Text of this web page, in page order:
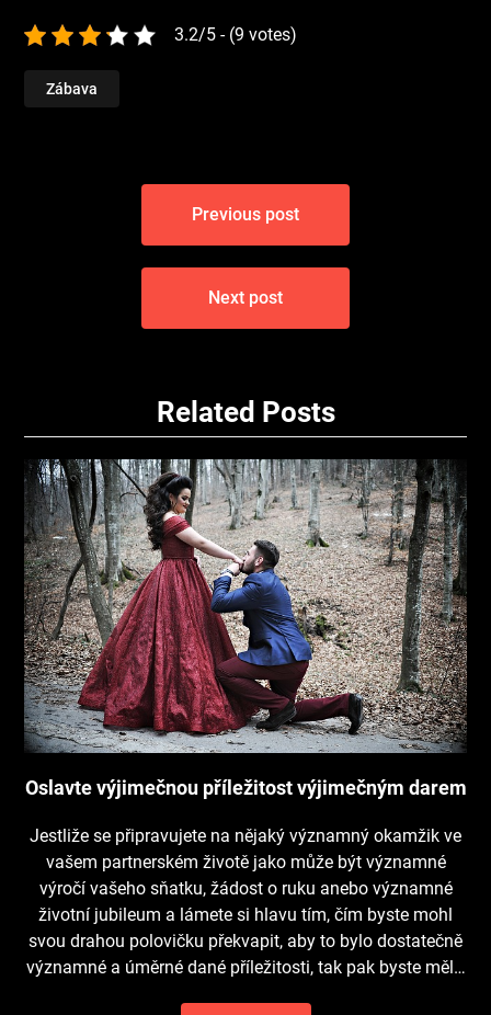
3.2/5 - (9 votes)
Zábava
Navigace
příspěvek
Previous post
Next post
Related Posts
Oslavte výjimečnou příležitost výjimečným darem
Jestliže se připravujete na nějaký významný okamžik ve
vašem partnerském životě jako může být významné
výročí vašeho sňatku, žádost o ruku anebo významné
životní jubileum a lámete si hlavu tím, čím byste mohl
svou drahou polovičku překvapit, aby to bylo dostatečně
významné a úměrné dané příležitosti, tak pak byste měl…